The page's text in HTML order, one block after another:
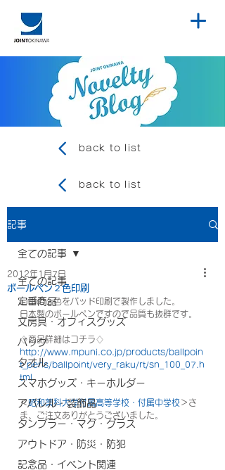
back to list
back to list
記事
全ての記事
定番商品
文房具・オフィスグッズ
バッグ
タオル
スマホグッズ・キーホルダー
アパレル・装飾品
タンブラー・マグ・グラス
アウトドア・防災・防犯
記念品・イベント関連
全ての記事
ボールペン２色印刷
2012年1月7日
ロゴの２色をパッド印刷で製作しました。
日本製のボールペンですので品質も抜群です。
♢商品詳細はコチラ♢
http://www.mpuni.co.jp/products/ballpoin
t_pens/ballpoint/very_raku/rt/sn_100_07.h
tml
＜ 昭和薬科大学付属高等学校・付属中学校 ＞さ
ま、ご注文ありがとうございました。